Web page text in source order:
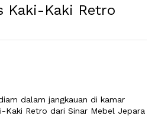
Kaki-Kaki Retro
dalam jangkauan di kamar
Kaki Retro dari Sinar Mebel Jepara